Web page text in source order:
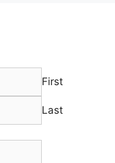
First
Last